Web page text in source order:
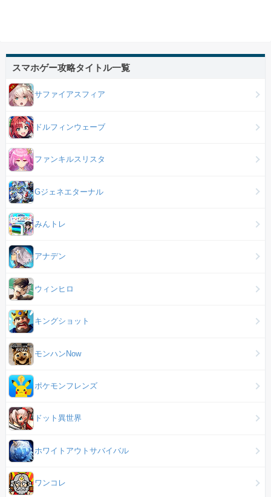
スマホゲー攻略タイトル一覧
サファイアスフィア
ドルフィンウェーブ
ファンキルスリスタ
Gジェネエターナル
みんトレ
アナデン
ウィンヒロ
キングショット
モンハンNow
ポケモンフレンズ
ドット異世界
ホワイトアウトサバイバル
ワンコレ